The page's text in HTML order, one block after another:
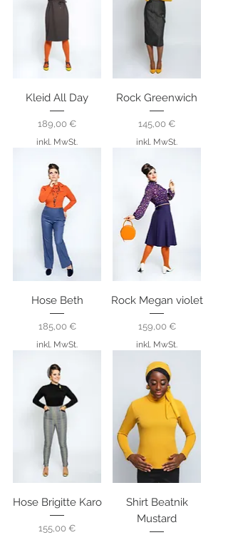
Kleid All Day
Preis
189,00 €
inkl. MwSt.
Rock Greenwich
Preis
145,00 €
inkl. MwSt.
Hose Beth
Preis
185,00 €
inkl. MwSt.
Rock Megan violet
Preis
159,00 €
inkl. MwSt.
Hose Brigitte Karo
Preis
155,00 €
Shirt Beatnik
Mustard